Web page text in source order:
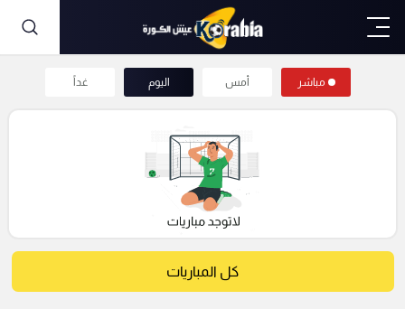
مباشر أمس اليوم غداً
كل المباريات